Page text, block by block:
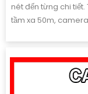
nét đến từng chi
tầm xa 50m,